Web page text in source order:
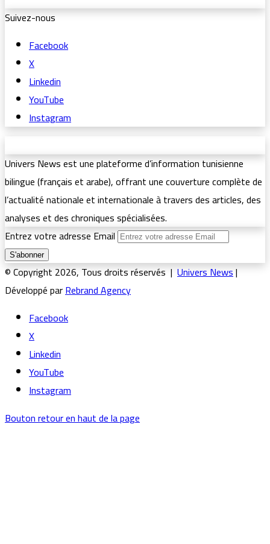
Suivez-nous
Facebook
X
Linkedin
YouTube
Instagram
Univers News est une plateforme d’information tunisienne
bilingue (français et arabe), offrant une couverture complète de
l’actualité nationale et internationale à travers des articles, des
analyses et des chroniques spécialisées.
Entrez votre adresse Email
© Copyright 2026, Tous droits réservés |Univers News|
Développé parRebrand Agency
Facebook
X
Linkedin
YouTube
Instagram
Bouton retour en haut de la page